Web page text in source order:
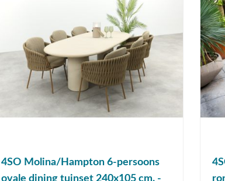
4SO Molina/Hampton 6-persoons
ovale dining tuinset 240x105 cm. -